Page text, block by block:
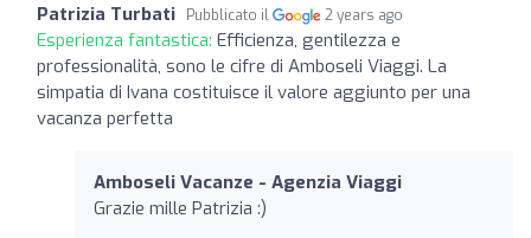
Patrizia Turbati Pubblicato il 2 years ago
Esperienza fantastica: Efficienza, gentilezza e
professionalità, sono le cifre di Amboseli Viaggi. La
simpatia di Ivana costituisce il valore aggiunto per una
vacanza perfetta
Amboseli Vacanze - Agenzia Viaggi
Grazie mille Patrizia :)